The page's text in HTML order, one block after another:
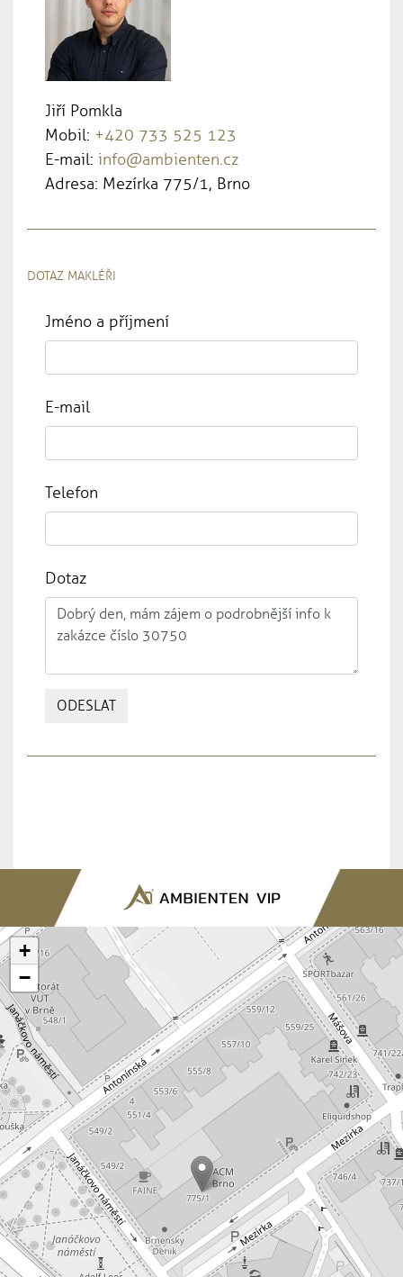
Jiří Pomkla
Mobil: +420 733 525 123
E-mail: info@ambienten.cz
Adresa: Mezírka 775/1, Brno
DOTAZ MAKLÉŘI
Jméno a příjmení
E-mail
Telefon
Dotaz
ODESLAT
+
−